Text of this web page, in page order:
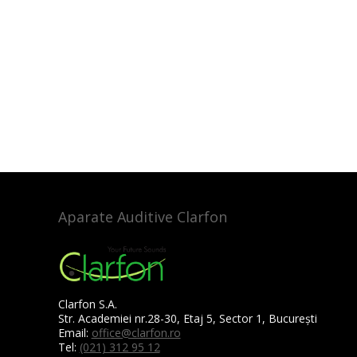
Aparate Auditive Clarfon
Clarfon S.A.
Str. Academiei nr.28-30, Etaj 5, Sector 1, București
Email: office@clarfon.ro
Tel: (021) 312 95 12